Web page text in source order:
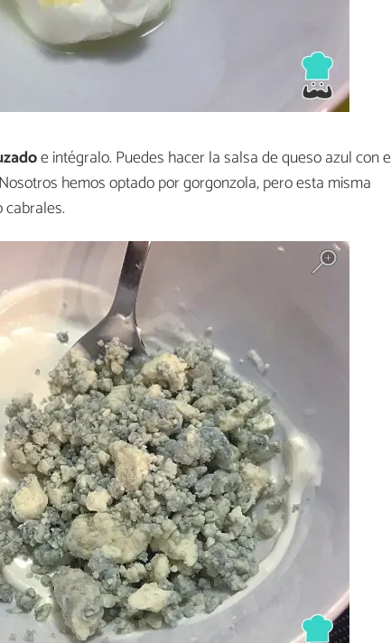
e intégralo. Puedes hacer la salsa de queso azul con
hemos optado por gorgonzola, pero esta misma